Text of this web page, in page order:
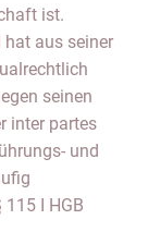
ist.
hat aus seiner
seinen
inter partes
und
I HGB